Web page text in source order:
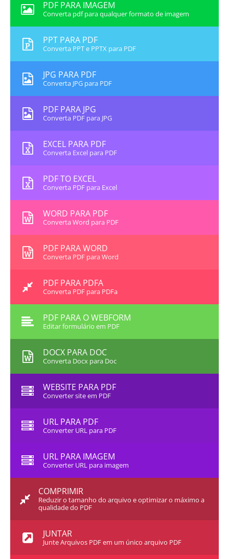
PDF PARA IMAGEM
Converta pdf para qualquer formato de imagem
PPT PARA PDF
Converta PPT e PPTX para PDF
JPG PARA PDF
Converta JPG para PDF
PDF PARA JPG
Converta PDF para JPG
EXCEL PARA PDF
Converta Excel para PDF
PDF TO EXCEL
Converta PDF para Excel
WORD PARA PDF
Converta Word para PDF
PDF PARA WORD
Converta PDF para Word
PDF PARA PDFA
Converta PDF para PDFa
PDF PARA O WEBFORM
Editar formulário em PDF
DOCX PARA DOC
Converta Docx para Doc
WEBSITE PARA PDF
Converter site em PDF
URL PARA PDF
Converter URL para PDF
URL PARA IMAGEM
Converter URL para imagem
COMPRIMIR
Reduzir o tamanho do arquivo e optimizar o máximo a
qualidade do PDF
JUNTAR
Junte Arquivos PDF em um único arquivo PDF